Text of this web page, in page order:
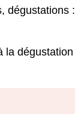
dégustations :
la dégustation